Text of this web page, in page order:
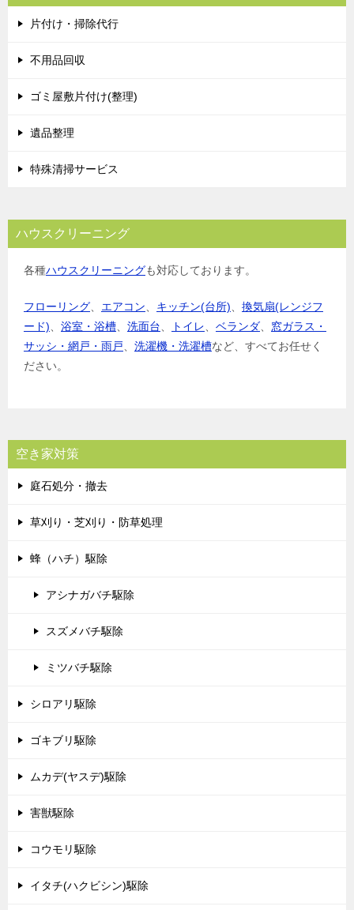
片付け・掃除代行
不用品回収
ゴミ屋敷片付け(整理)
遺品整理
特殊清掃サービス
ハウスクリーニング
各種ハウスクリーニングも対応しております。
フローリング エアコン キッチン(台所)
換気扇(レンジフ
ード)
浴室・浴槽 洗面台 トイレ ベランダ
窓ガラス・
サッシ・網戸・雨戸
洗濯機・洗濯槽など、すべてお任せく
ださい。
空き家対策
庭石処分・撤去
草刈り・芝刈り・防草処理
蜂（ハチ）駆除
アシナガバチ駆除
スズメバチ駆除
ミツバチ駆除
シロアリ駆除
ゴキブリ駆除
ムカデ(ヤスデ)駆除
害獣駆除
コウモリ駆除
イタチ(ハクビシン)駆除